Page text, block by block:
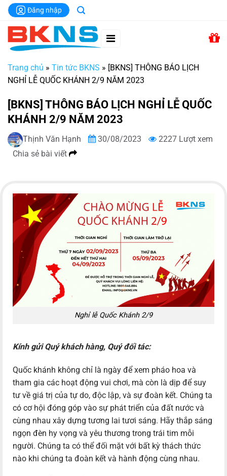
Chuyển
đến
dung
Đăng nhập
Trang chủ » Tin tức BKNS » [BKNS] THÔNG BÁO LỊCH
NGHỈ LỄ QUỐC KHÁNH 2/9 NĂM 2023
[BKNS] THÔNG BÁO LỊCH NGHỈ LỄ QUỐC
KHÁNH 2/9 NĂM 2023
Thịnh Văn Hạnh 30/08/2023
2227 Lượt xem
Chia sẻ bài viết
Nghỉ lễ Quốc Khánh 2/9
Kính gửi Quý khách hàng, Quý đối tác:
Quốc khánh không chỉ là ngày để xem pháo hoa và
tham gia các hoạt động vui chơi, mà còn là dịp để suy
tư về giá trị của tự do, độc lập, và sự đoàn kết. Chúng ta
có cơ hội đóng góp vào sự phát triển của đất nước và
cùng nhau xây dựng tương lai tươi sáng. Hãy thắp sáng
ngọn đèn hy vọng và yêu thương trong trái tim mỗi
người. Chúng ta có thể đối mặt với bất kỳ thách thức
nào khi chúng ta đoàn kết và hành động cùng nhau.